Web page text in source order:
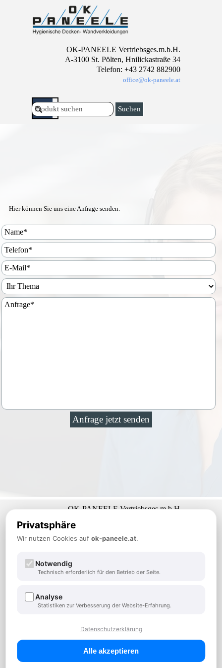
Direkt zum Seiteninhalt
OK-PANEELE Vertriebsges.m.b.H.
A-3100 St. Pölten, Hnilickastraße 34
Telefon: +43 2742 882900
office@ok-paneele.at
Suchen
Menü überspringen
Hier können Sie uns eine Anfrage senden.
OK-PANEELE Vertriebsges.m.b.H.
FAX: +43 2742 882900-14
Der Profi wenn es um Paneele geht
Mo-Do: 08:00 – 12:00 und 13:00 -17:00 Uhr
Fr: 08:00 – 12:00 Uhr
Privatsphäre
Wir nutzen Cookies aufok-paneele.at.
Notwendig
Technisch erforderlich für den Betrieb der Seite.
Analyse
Statistiken zur Verbesserung der Website-Erfahrung.
Datenschutzerklärung
Alle akzeptieren